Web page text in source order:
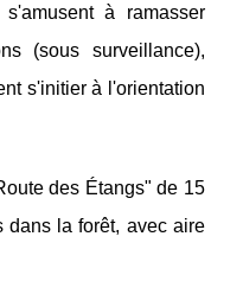
à ramasser
(sous surveillance),
s'initier à l'orientation
des Étangs" de 15
dans la forêt, avec aire